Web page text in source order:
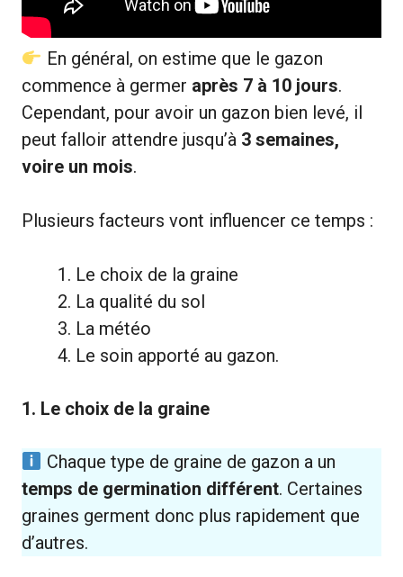
En général, on estime que le gazon
commence à germer après 7 à 10 jours.
Cependant, pour avoir un gazon bien levé, il
peut falloir attendre jusqu’à 3 semaines,
voire un mois.
Plusieurs facteurs vont influencer ce temps :
Le choix de la graine
La qualité du sol
La météo
Le soin apporté au gazon.
1. Le choix de la graine
Chaque type de graine de gazon a un
temps de germination différent. Certaines
graines germent donc plus rapidement que
d’autres.